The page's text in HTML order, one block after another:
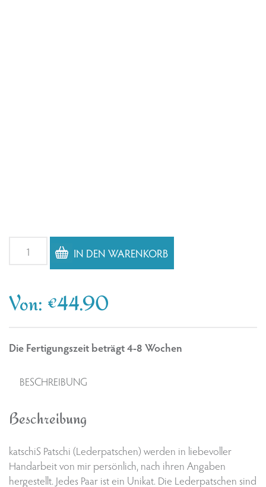
Lederpatschen
Hexe,
Engel,
IN DEN WARENKORB
Von: €44.90
Die Fertigungszeit beträgt 4-8 Wochen
BESCHREIBUNG
Beschreibung
katschiS Patschi (Lederpatschen) werden in liebevoller
Handarbeit von mir persönlich, nach ihren Angaben
hergestellt. Jedes Paar ist ein Unikat. Die Lederpatschen sind